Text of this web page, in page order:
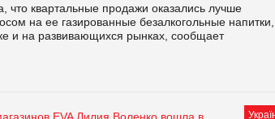
квартальные продажи оказались лучше
на ее газированные безалкогольные напитки,
и на развивающихся рынках, сообщает